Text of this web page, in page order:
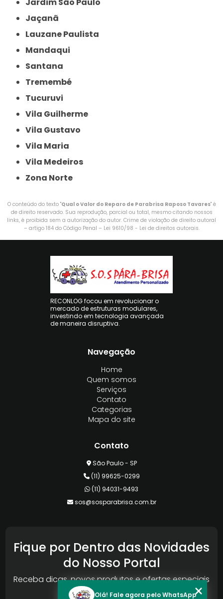
Jaçanã
Lauzane Paulista
Mandaqui
Santana
Tremembé
Tucuruvi
Vila Guilherme
Vila Gustavo
Vila Maria
Vila Medeiros
Zona Norte
O conteúdo do texto "Qual o Valor do Reparo de Parabrisa Raposo Tavares" é
de direito reservado. Sua reprodução, parcial ou total, mesmo citando nossos
links, é proibida sem a autorização do autor. Crime de violação de direito autoral
– artigo 184 do Código Penal – Lei 9610/98 - Lei de direitos autorais.
RECONLOG focou em revolucionar o
mercado de estruturas modulares,
investindo em tecnologia avançada
de maneira disruptiva.
Navegação
Home
Quem somos
Serviços
Contato
Categorias
Mapa do site
Contato
São Paulo - SP
(11) 99625-0299
(11) 94031-9493
sos@sosparabrisa.com.br
Fique por Dentro das Novidades
do Nosso Portal
Receba dicas, novos produtos e ofertas especiais
da Reconlog
Olá! Fale agora pelo WhatsApp